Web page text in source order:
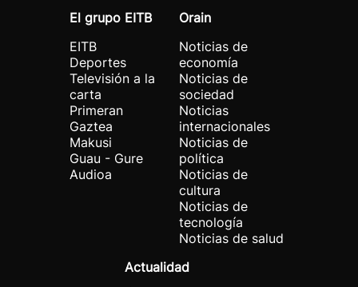
El grupo EITB
EITB
Deportes
Televisión a la
carta
Primeran
Gaztea
Makusi
Guau - Gure
Audioa
Orain
Noticias de
economía
Noticias de
sociedad
Noticias
internacionales
Noticias de
política
Noticias de
cultura
Noticias de
tecnología
Noticias de salud
Actualidad